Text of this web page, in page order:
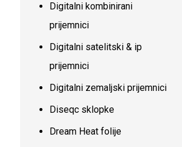
Digitalni kombinirani
prijemnici
Digitalni satelitski & ip
prijemnici
Digitalni zemaljski prijemnici
Diseqc sklopke
Dream Heat folije